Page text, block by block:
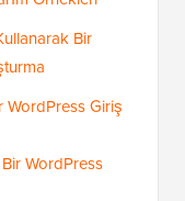
Bir
WordPress Giriş
WordPress